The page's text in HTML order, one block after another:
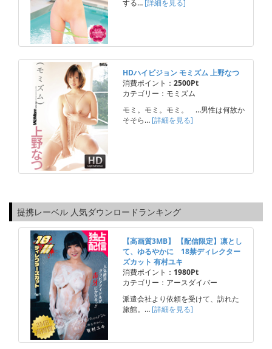
する… [詳細を見る]
HDハイビジョン モミズム 上野なつ
消費ポイント： 2500Pt
カテゴリー：モミズム
モミ。モミ。モミ。 …男性は何故か
そそら… [詳細を見る]
提携レーベル 人気ダウンロードランキング
【高画質3MB】 【配信限定】凛とし
て、ゆるやかに 18禁ディレクター
ズカット 有村ユキ
消費ポイント： 1980Pt
カテゴリー：アースダイバー
派遣会社より依頼を受けて、訪れた
旅館。… [詳細を見る]